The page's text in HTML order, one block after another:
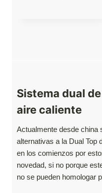
Sistema dual
aire caliente
Actualmente desde china
alternativas a la Dual Top
en los comienzos por
novedad, si no porque
no se pueden homologar